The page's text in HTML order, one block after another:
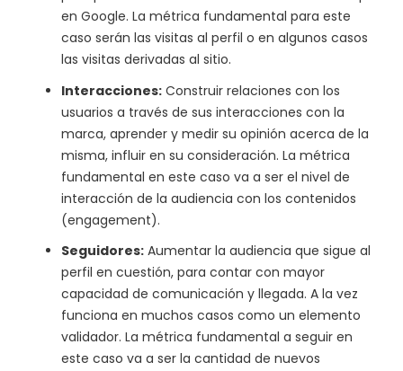
en Google. La métrica fundamental para este
caso serán las visitas al perfil o en algunos casos
las visitas derivadas al sitio.
Interacciones: Construir relaciones con los
usuarios a través de sus interacciones con la
marca, aprender y medir su opinión acerca de la
misma, influir en su consideración. La métrica
fundamental en este caso va a ser el nivel de
interacción de la audiencia con los contenidos
(engagement).
Seguidores: Aumentar la audiencia que sigue al
perfil en cuestión, para contar con mayor
capacidad de comunicación y llegada. A la vez
funciona en muchos casos como un elemento
validador. La métrica fundamental a seguir en
este caso va a ser la cantidad de nuevos